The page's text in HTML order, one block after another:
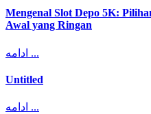
Mengenal Slot Depo 5K:
Awal yang Ringan
ادامه ...
Untitled
ادامه ...